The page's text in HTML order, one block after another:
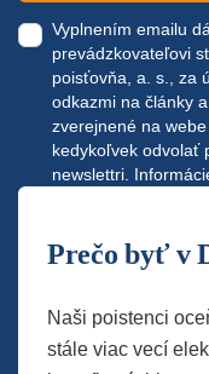
Vyplnením emailu
prevádzkovateľovi
poisťovňa, a. s., za
odkazmi na články
zverejnené na webe
kedykoľvek odvolať
newslettri.
Prečo byť v
Naši poistenci
stále viac vecí